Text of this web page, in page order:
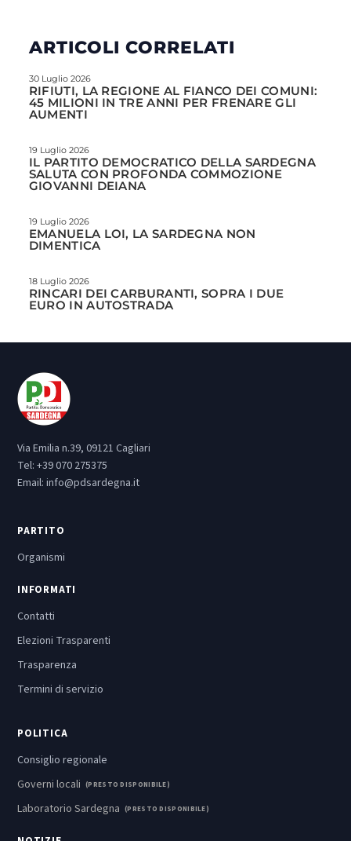
ARTICOLI CORRELATI
30 Luglio 2026
RIFIUTI, LA REGIONE AL FIANCO DEI COMUNI:
45 MILIONI IN TRE ANNI PER FRENARE GLI
AUMENTI
19 Luglio 2026
IL PARTITO DEMOCRATICO DELLA SARDEGNA
SALUTA CON PROFONDA COMMOZIONE
GIOVANNI DEIANA
19 Luglio 2026
EMANUELA LOI, LA SARDEGNA NON
DIMENTICA
18 Luglio 2026
RINCARI DEI CARBURANTI, SOPRA I DUE
EURO IN AUTOSTRADA
Via Emilia n.39, 09121 Cagliari
Tel: +39 070 275375
Email: info@pdsardegna.it
PARTITO
Organismi
INFORMATI
Contatti
Elezioni Trasparenti
Trasparenza
Termini di servizio
POLITICA
Consiglio regionale
Governi locali (PRESTO DISPONIBILE)
Laboratorio Sardegna (PRESTO DISPONIBILE)